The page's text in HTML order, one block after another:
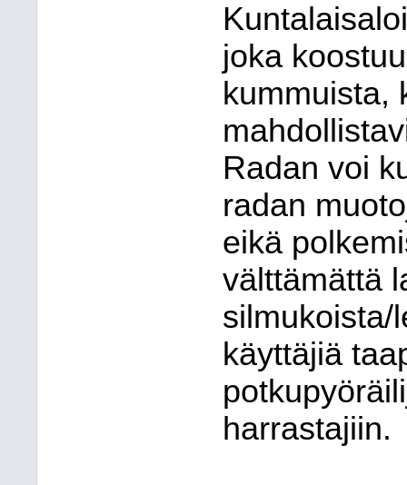
joka
kummuista,
Radan voi
radan
eikä
välttämättä
silmukoista/
käyttäjiä
harrastajiin.